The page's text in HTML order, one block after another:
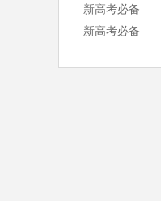
新高考必备
新高考必备